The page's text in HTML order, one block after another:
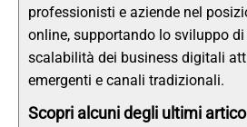
professionisti e aziende nel
online, supportando lo sviluppo di
scalabilità dei business digitali
emergenti e canali tradizionali.
Scopri alcuni degli ultimi